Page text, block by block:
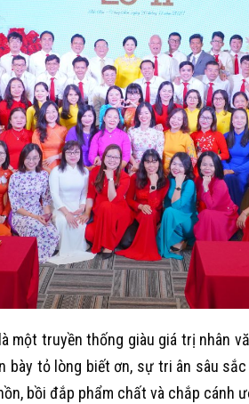
một truyền thống giàu giá trị nhân
bày tỏ lòng biết ơn, sự tri ân sâu
bồi đắp phẩm chất và chắp cánh